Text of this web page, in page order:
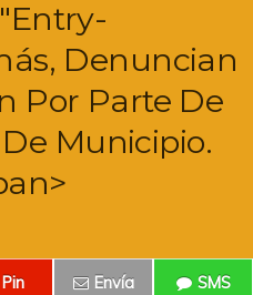
Denuncian
Por Parte De
Municipio.
Pin Envía SMS